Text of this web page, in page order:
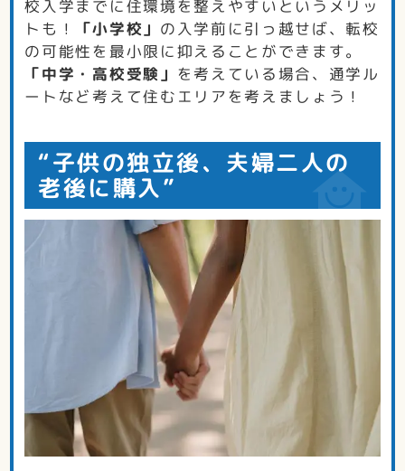
校入学までに住環境を整えやすいというメリッ
トも！
「小学校」 の入学前に引っ越せば、転校
の可能性を最小限に抑えることができます。
「中学・高校受験」 を考えている場合、通学ル
ートなど考えて住むエリアを考えましょう！
“子供の独立後、夫婦二人の
老後に購入”